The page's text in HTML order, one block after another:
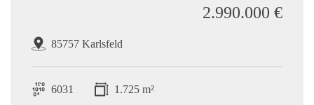
85757 Karlsfeld
2.990.000 €
6031 1.725 m²